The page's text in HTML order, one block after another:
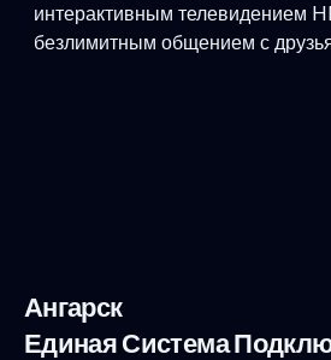
интерактивным телевидением
безлимитным общением с
Ангарск
Единая Система